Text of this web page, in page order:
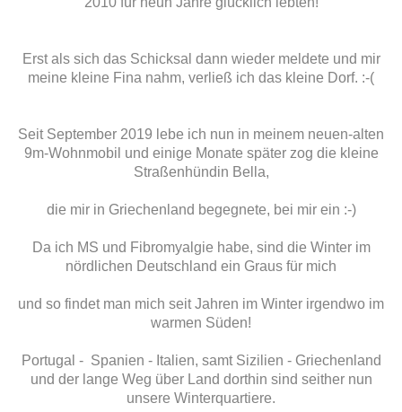
Dot Painting, den Aboriginals Australiens nachempfunden. Ich bevorzuge
und anderem Strandgut, während die Ureinwohner Australiens Bilder auf
sowie auf Leinwand und Musikinstrumente.
Hier geht's zu den Schmuckstücken...
Dot painting
Erst als sich das Schicksal dann wieder meldete und mir
meine kleine Fina nahm, verließ ich das kleine Dorf. :-(
Seit September 2019 lebe ich nun in meinem neuen-alten
9m-Wohnmobil und einige Monate später zog die kleine
Straßenhündin Bella,
die mir in Griechenland begegnete, bei mir ein :-)
Da ich MS und Fibromyalgie habe, sind die Winter im
nördlichen Deutschland ein Graus für mich
und so findet man mich seit Jahren im Winter irgendwo im
warmen Süden!
Portugal - Spanien - Italien, samt Sizilien - Griechenland
und der lange Weg über Land dorthin sind seither nun
unsere Winterquartiere.